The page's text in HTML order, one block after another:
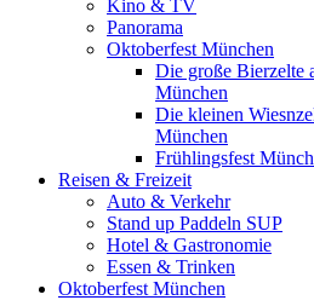
Kino & TV
Panorama
Oktoberfest München
Die große Bierzelte
München
Die kleinen
München
Frühlingsfest
Reisen & Freizeit
Auto & Verkehr
Stand up Paddeln SUP
Hotel & Gastronomie
Essen & Trinken
Oktoberfest München